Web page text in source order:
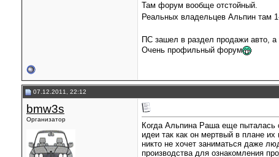
Там форум вообще отстойный.
Реальных владельцев Альпин там
ПС зашел в раздел продажи авто, а
Очень профильный форум
07.12.2011, 22:12
bmw3s
Организатор
Когда Альпина Раша еще пыталась
идеи так как он мертвый в плане
никто не хочет заниматься даже
производства для ознакомления